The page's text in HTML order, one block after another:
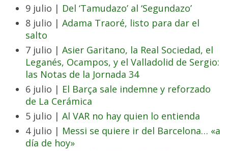
9 julio | Del ‘Tamudazo’ al ‘Segundazo’
8 julio | Adama Traoré, listo para dar el
salto
7 julio | Asier Garitano, la Real Sociedad, el
Leganés, Ocampos, y el Valladolid de Sergio:
las Notas de la Jornada 34
6 julio | El Barça sale indemne y reforzado
de La Cerámica
5 julio | Al VAR no hay quien lo entienda
4 julio | Messi se quiere ir del Barcelona… «a
día de hoy»